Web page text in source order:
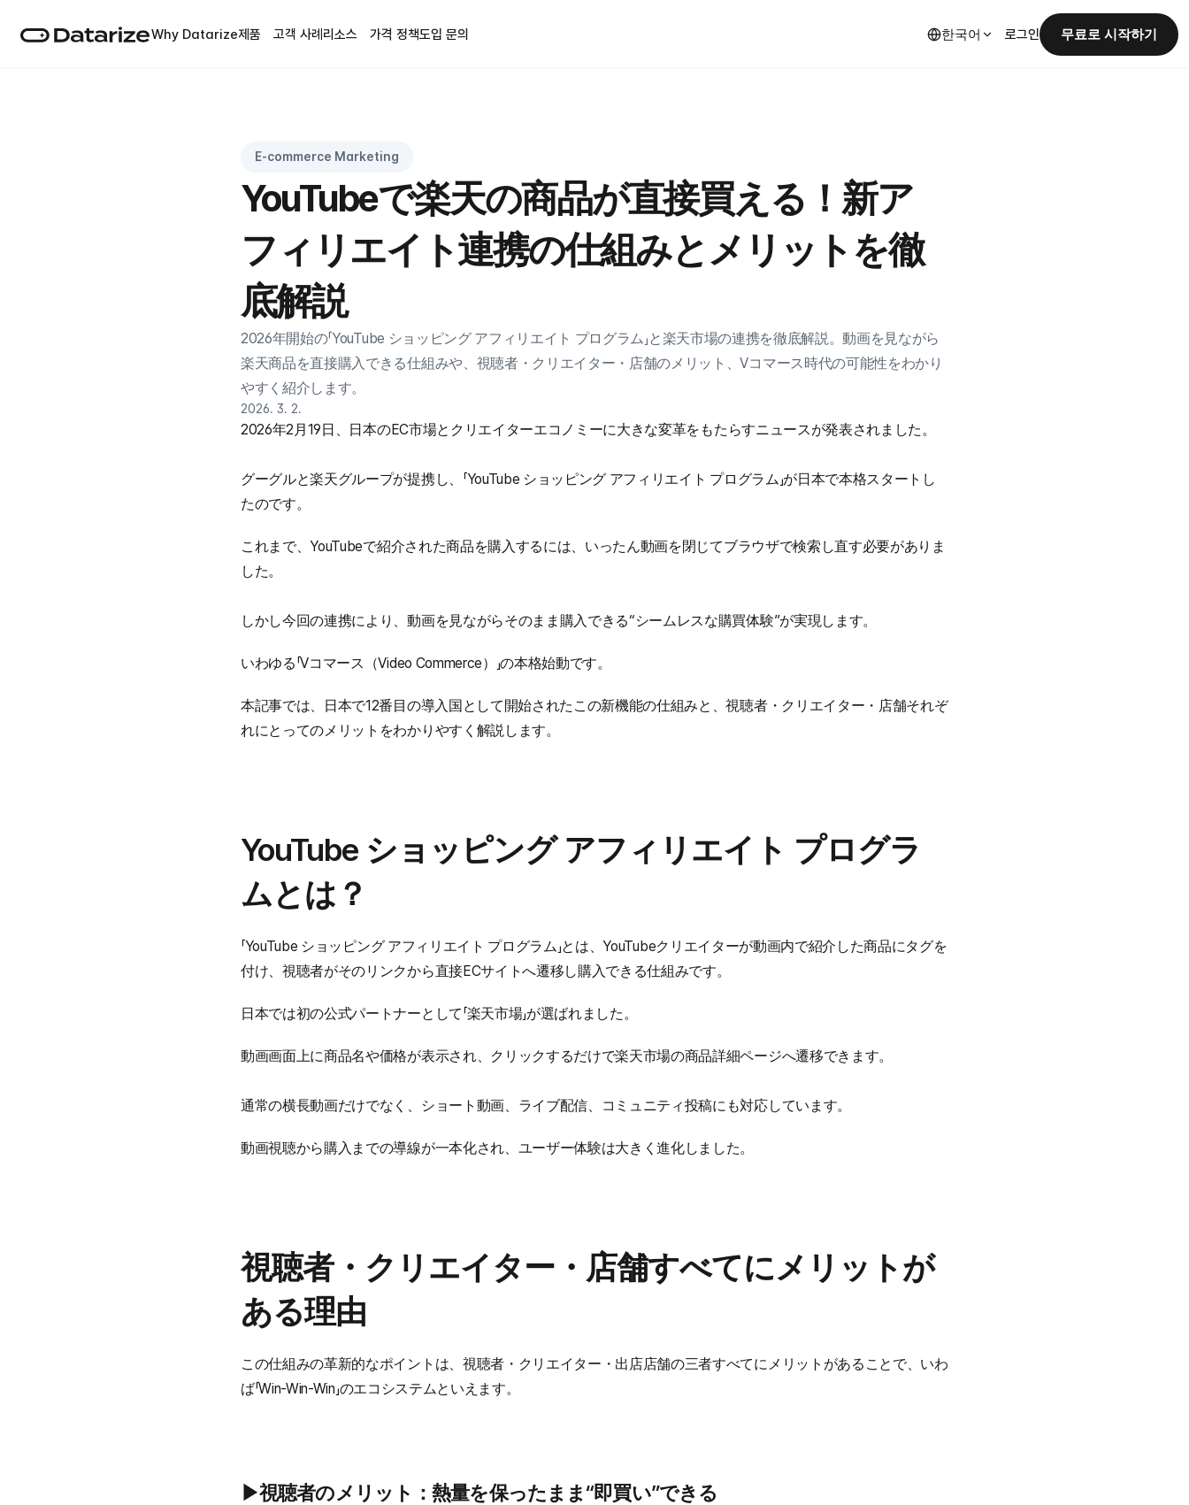
Why Datarize제품 고객 사례 리소스 가격 정책도입 문의 한국어 로그인 무료로 시작하기
E-commerce Marketing
YouTubeで楽天の商品が直接買える！新ア
フィリエイト連携の仕組みとメリットを徹
底解説
2026年開始の「YouTube ショッピング アフィリエイト プログラム」と楽天市場の連携を徹底解説。動画を見ながら
楽天商品を直接購入できる仕組みや、視聴者・クリエイター・店舗のメリット、Vコマース時代の可能性をわかり
やすく紹介します。
2026. 3. 2.
2026年2月19日、日本のEC市場とクリエイターエコノミーに大きな変革をもたらすニュースが発表されました。
グーグルと楽天グループが提携し、「YouTube ショッピング アフィリエイト プログラム」が日本で本格スタートし
たのです。
これまで、YouTubeで紹介された商品を購入するには、いったん動画を閉じてブラウザで検索し直す必要がありま
した。
しかし今回の連携により、動画を見ながらそのまま購入できる“シームレスな購買体験”が実現します。
いわゆる「Vコマース（Video Commerce）」の本格始動です。
本記事では、日本で12番目の導入国として開始されたこの新機能の仕組みと、視聴者・クリエイター・店舗それぞ
れにとってのメリットをわかりやすく解説します。
YouTube ショッピング アフィリエイト プログラ
ムとは？
「YouTube ショッピング アフィリエイト プログラム」とは、YouTubeクリエイターが動画内で紹介した商品にタグを
付け、視聴者がそのリンクから直接ECサイトへ遷移し購入できる仕組みです。
日本では初の公式パートナーとして「楽天市場」が選ばれました。
動画画面上に商品名や価格が表示され、クリックするだけで楽天市場の商品詳細ページへ遷移できます。
通常の横長動画だけでなく、ショート動画、ライブ配信、コミュニティ投稿にも対応しています。
動画視聴から購入までの導線が一本化され、ユーザー体験は大きく進化しました。
視聴者・クリエイター・店舗すべてにメリットが
ある理由
この仕組みの革新的なポイントは、視聴者・クリエイター・出店店舗の三者すべてにメリットがあることで、いわ
ば「Win-Win-Win」のエコシステムといえます。
▶︎視聴者のメリット：熱量を保ったまま“即買い”できる